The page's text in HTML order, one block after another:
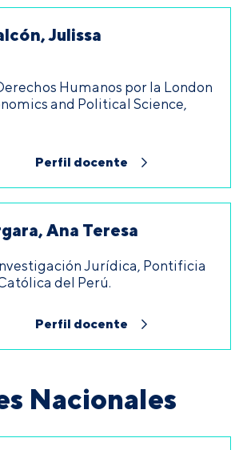
Julissa
Humanos por la London
and Political Science,
Perfil docente
Ana Teresa
Jurídica, Pontificia
del Perú.
Perfil docente
Nacionales